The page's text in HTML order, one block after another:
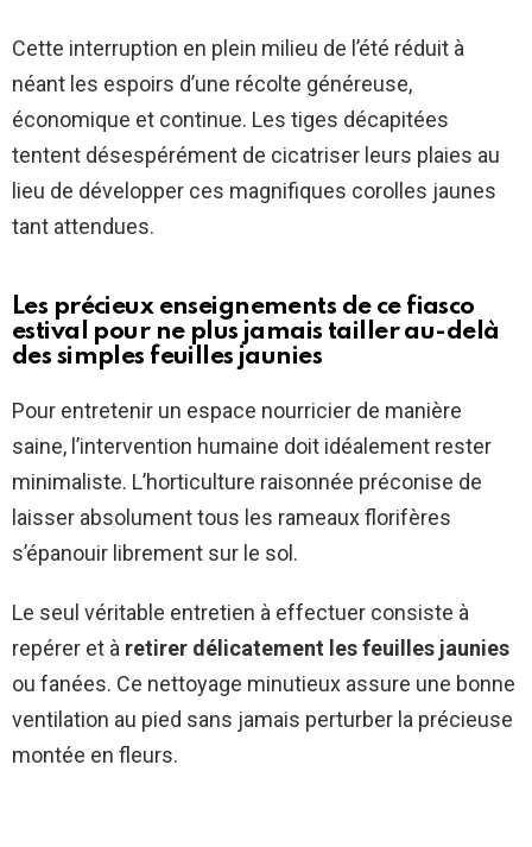
Cette interruption en plein milieu de l’été réduit à
néant les espoirs d’une récolte généreuse,
économique et continue. Les tiges décapitées
tentent désespérément de cicatriser leurs plaies au
lieu de développer ces magnifiques corolles jaunes
tant attendues.
Les précieux enseignements de ce fiasco
estival pour ne plus jamais tailler au-delà
des simples feuilles jaunies
Pour entretenir un espace nourricier de manière
saine, l’intervention humaine doit idéalement rester
minimaliste. L’horticulture raisonnée préconise de
laisser absolument tous les rameaux florifères
s’épanouir librement sur le sol.
Le seul véritable entretien à effectuer consiste à
repérer et à retirer délicatement les feuilles jaunies
ou fanées. Ce nettoyage minutieux assure une bonne
ventilation au pied sans jamais perturber la précieuse
montée en fleurs.